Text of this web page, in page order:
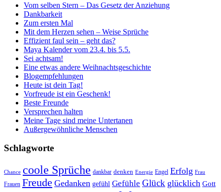
Vom selben Stern – Das Gesetz der Anziehung
Dankbarkeit
Zum ersten Mal
Mit dem Herzen sehen – Weise Sprüche
Effizient faul sein – geht das?
Maya Kalender vom 23.4. bis 5.5.
Sei achtsam!
Eine etwas andere Weihnachtsgeschichte
Blogempfehlungen
Heute ist dein Tag!
Vorfreude ist ein Geschenk!
Beste Freunde
Versprechen halten
Meine Tage sind meine Untertanen
Außergewöhnliche Menschen
Schlagworte
Chance coole Sprüche dankbar denken Energie Engel Erfolg Frau
Frauen Freude Gedanken gefühl Gefühle Glück glücklich Gott